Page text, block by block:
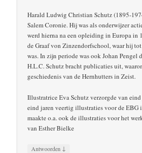
Harald Ludwig Christian Schutz (1895-
Salem Coronie. Hij was als onderwijzer
werd hierna na een opleiding in Europa in
de Graaf von Zinzendorfschool, waar hij
was. In zijn periode was ook Johan Pengel
H.L.C. Schutz bracht publicaties uit,
geschiedenis van de Hernhutters in Zeist.
Illustratrice Eva Schutz verzorgde van
eind jaren veertig illustraties voor de EBG
maakte o.a. ook de illustraties voor het
van Esther Bielke
Antwoorden ↓